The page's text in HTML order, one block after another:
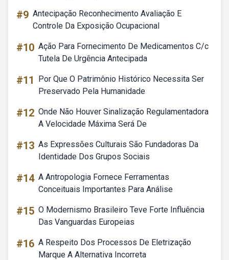
#9 Antecipação Reconhecimento Avaliação E
Controle Da Exposição Ocupacional
#10 Ação Para Fornecimento De Medicamentos C/c
Tutela De Urgência Antecipada
#11
Por Que O Patrimônio Histórico Necessita Ser
Preservado Pela Humanidade
#12 Onde Não Houver Sinalização Regulamentadora
A Velocidade Máxima Será De
#13 As Expressões Culturais São Fundadoras Da
Identidade Dos Grupos Sociais
#14 A Antropologia Fornece Ferramentas
Conceituais Importantes Para Análise
#15 O Modernismo Brasileiro Teve Forte Influência
Das Vanguardas Europeias
#16 A Respeito Dos Processos De Eletrização
Marque A Alternativa Incorreta